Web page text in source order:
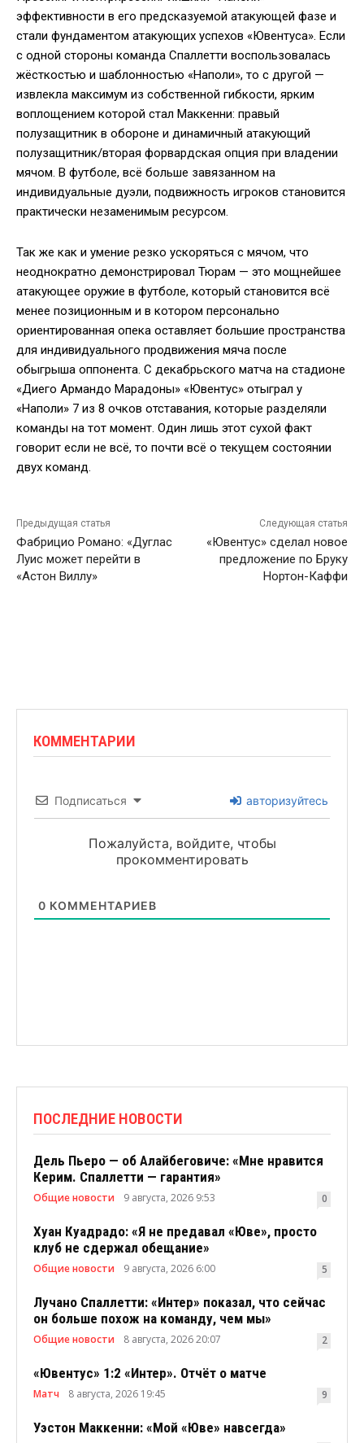
эффективности в его предсказуемой атакующей фазе и
стали фундаментом атакующих успехов «Ювентуса». Если
с одной стороны команда Спаллетти воспользовалась
жёсткостью и шаблонностью «Наполи», то с другой —
извлекла максимум из собственной гибкости, ярким
воплощением которой стал Маккенни: правый
полузащитник в обороне и динамичный атакующий
полузащитник/вторая форвардская опция при владении
мячом. В футболе, всё больше завязанном на
индивидуальные дуэли, подвижность игроков становится
практически незаменимым ресурсом.
Так же как и умение резко ускоряться с мячом, что
неоднократно демонстрировал Тюрам — это мощнейшее
атакующее оружие в футболе, который становится всё
менее позиционным и в котором персонально
ориентированная опека оставляет большие пространства
для индивидуального продвижения мяча после
обыгрыша оппонента. С декабрьского матча на стадионе
«Диего Армандо Марадоны» «Ювентус» отыграл у
«Наполи» 7 из 8 очков отставания, которые разделяли
команды на тот момент. Один лишь этот сухой факт
говорит если не всё, то почти всё о текущем состоянии
двух команд.
Предыдущая статья
Фабрицио Романо: «Дуглас
Луис может перейти в
«Астон Виллу»
Следующая статья
«Ювентус» сделал новое
предложение по Бруку
Нортон-Каффи
КОММЕНТАРИИ
Подписаться авторизуйтесь
Пожалуйста, войдите, чтобы
прокомментировать
0 КОММЕНТАРИЕВ
ПОСЛЕДНИЕ НОВОСТИ
Дель Пьеро — об Алайбеговиче: «Мне нравится
Керим. Спаллетти — гарантия»
Общие новости 9 августа, 2026 9:53 0
Хуан Куадрадо: «Я не предавал «Юве», просто
клуб не сдержал обещание»
Общие новости 9 августа, 2026 6:00 5
Лучано Спаллетти: «Интер» показал, что сейчас
он больше похож на команду, чем мы»
Общие новости 8 августа, 2026 20:07 2
«Ювентус» 1:2 «Интер». Отчёт о матче
Матч 8 августа, 2026 19:45 9
Уэстон Маккенни: «Мой «Юве» навсегда»